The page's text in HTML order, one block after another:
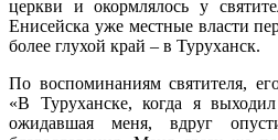
церкви и окормлялось у
Енисейска уже местные власти
более глухой край – в Туруханск.
По воспоминаниям святителя,
«В Туруханске, когда я
ожидавшая меня, вдруг